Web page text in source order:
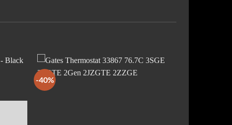
-40%